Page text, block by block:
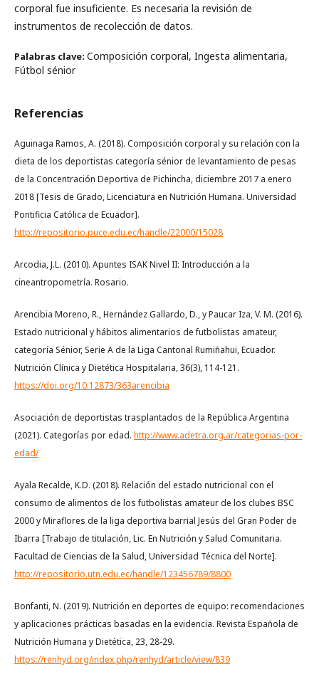
corporal fue insuficiente. Es necesaria la revisión de
instrumentos de recolección de datos.
Palabras clave: Composición corporal, Ingesta alimentaria,
Fútbol sénior
Referencias
Aguinaga Ramos, A. (2018). Composición corporal y su relación con la
dieta de los deportistas categoría sénior de levantamiento de pesas
de la Concentración Deportiva de Pichincha, diciembre 2017 a enero
2018 [Tesis de Grado, Licenciatura en Nutrición Humana. Universidad
Pontificia Católica de Ecuador].
http://repositorio.puce.edu.ec/handle/22000/15028
Arcodia, J.L. (2010). Apuntes ISAK Nivel II: Introducción a la
cineantropometría. Rosario.
Arencibia Moreno, R., Hernández Gallardo, D., y Paucar Iza, V. M. (2016).
Estado nutricional y hábitos alimentarios de futbolistas amateur,
categoría Sénior, Serie A de la Liga Cantonal Rumiñahui, Ecuador.
Nutrición Clínica y Dietética Hospitalaria, 36(3), 114-121.
https://doi.org/10.12873/363arencibia
Asociación de deportistas trasplantados de la República Argentina
(2021). Categorías por edad. http://www.adetra.org.ar/categorias-por-
edad/
Ayala Recalde, K.D. (2018). Relación del estado nutricional con el
consumo de alimentos de los futbolistas amateur de los clubes BSC
2000 y Miraflores de la liga deportiva barrial Jesús del Gran Poder de
Ibarra [Trabajo de titulación, Lic. En Nutrición y Salud Comunitaria.
Facultad de Ciencias de la Salud, Universidad Técnica del Norte].
http://repositorio.utn.edu.ec/handle/123456789/8800
Bonfanti, N. (2019). Nutrición en deportes de equipo: recomendaciones
y aplicaciones prácticas basadas en la evidencia. Revista Española de
Nutrición Humana y Dietética, 23, 28-29.
https://renhyd.org/index.php/renhyd/article/view/839